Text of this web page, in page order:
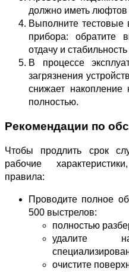
должно иметь люфтов
Выполните тестовые
прибора: обратите
отдачу и
В процессе
загрязнения
снижает накопление
полностью.
Рекомендации по
Чтобы продлить срок
рабочие
правила:
Проводите полное
500 выстрелов:
полностью
удалите
очистите